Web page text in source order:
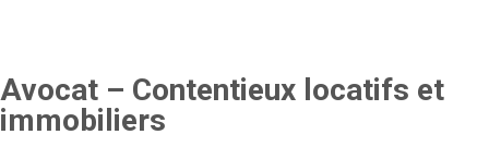
Avocat – Contentieux locatifs et
immobiliers